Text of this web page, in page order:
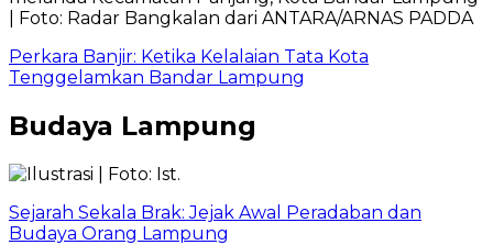
Perkara Banjir: Ketika Kelalaian Tata Kota
Tenggelamkan Bandar Lampung
Budaya Lampung
Sejarah Sekala Brak: Jejak Awal Peradaban dan
Budaya Orang Lampung